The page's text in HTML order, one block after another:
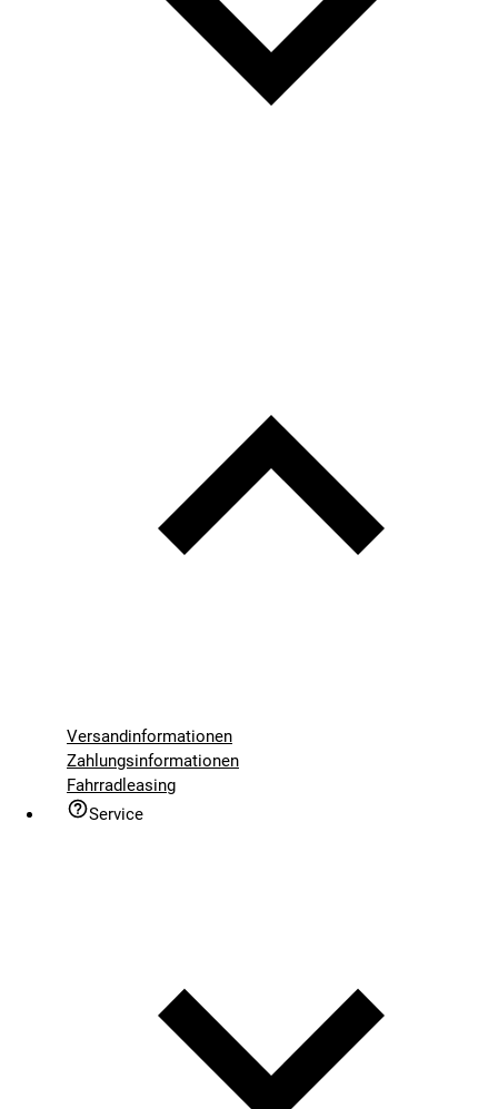
Versandinformationen
Zahlungsinformationen
Fahrradleasing
Service